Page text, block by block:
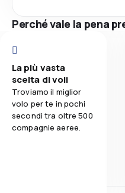
Perché vale la pena
La più vasta
scelta di voli
Troviamo il miglior
volo per te in pochi
secondi tra oltre 500
compagnie aeree.